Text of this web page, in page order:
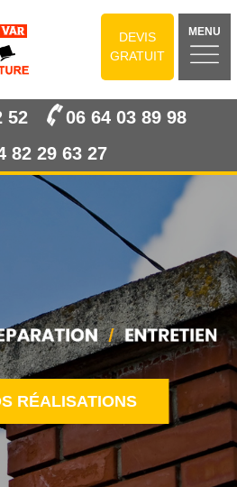
DEVIS
GRATUIT
MENU
52
06 64 03 89 98
82 29 63 27
RÉALISATIONS